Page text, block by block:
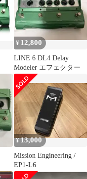
¥ 12,800
LINE 6 DL4 Delay
Modeler エフェクター
¥13,000
Mission Engineering /
EP1-L6